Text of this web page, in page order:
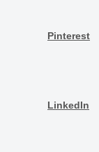
Pinterest
LinkedIn